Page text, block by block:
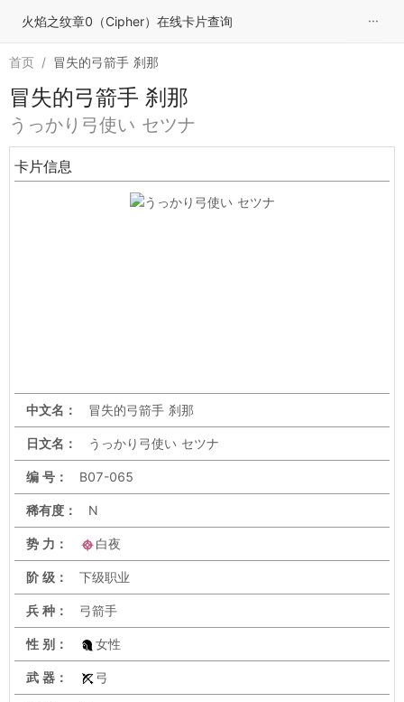
火焰之纹章0（Cipher）在线卡片查询 ···
首页 / 冒失的弓箭手 刹那
冒失的弓箭手 刹那
うっかり弓使い セツナ
卡片信息
中文名： 冒失的弓箭手 刹那
日文名： うっかり弓使い セツナ
编 号： B07-065
稀有度： N
势 力： 白夜
阶 级： 下级职业
兵 种： 弓箭手
性 别： 女性
武 器： 弓